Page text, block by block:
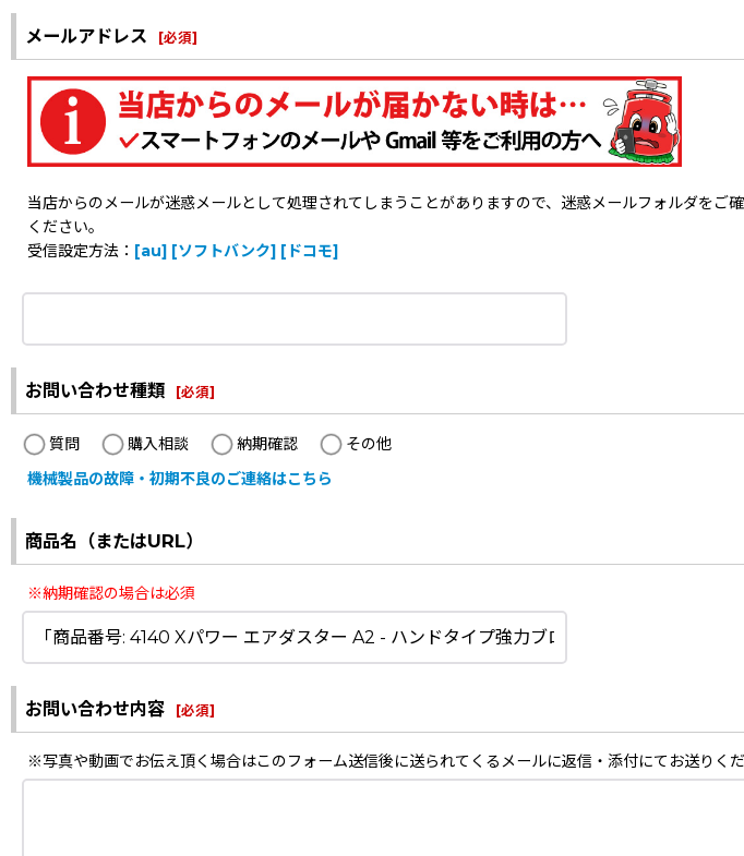
メールアドレス [必須]
当店からのメールが迷惑メールとして処理されてしまうことがありますので、迷惑メールフォルダを
ください。
受信設定方法： [au] [ソフトバンク] [ドコモ]
お問い合わせ種類 [必須]
質問 購入相談 納期確認
その他
機械製品の故障・初期不良のご連絡はこちら
商品名（またはURL）
※納期確認の場合は必須
お問い合わせ内容 [必須]
※写真や動画でお伝え頂く場合はこのフォーム送信後に送られてくるメールに返信・添付にてお送りく